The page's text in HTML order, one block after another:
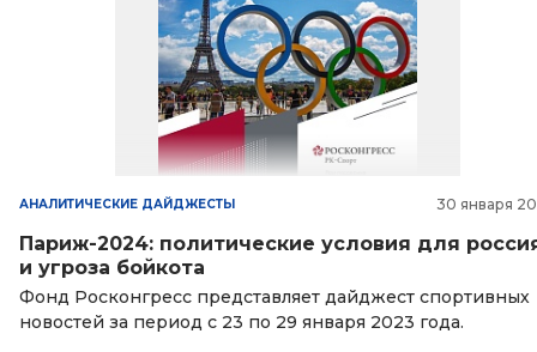
АНАЛИТИЧЕСКИЕ ДАЙДЖЕСТЫ 30 января
Париж-2024: политические условия для
и угроза бойкота
Фонд Росконгресс представляет дайджест спортивных
новостей за период с 23 по 29 января 2023 года.